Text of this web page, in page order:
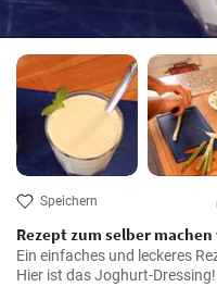
Speichern
Rezept zum selber
Ein einfaches und leckeres
Hier ist das Joghurt-Dressing!